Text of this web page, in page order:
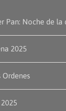
Pan: Noche de la
2025